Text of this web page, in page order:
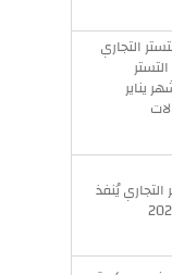
التجاري
التستر
يناير
يُنفذ